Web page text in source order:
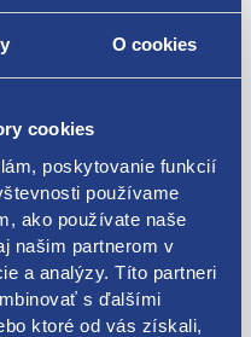
O cookies
cookies
poskytovanie funkcií
používame
ako používate naše
našim partnerom v
a analýzy. Títo partneri
s ďalšími
ktoré od vás získali,